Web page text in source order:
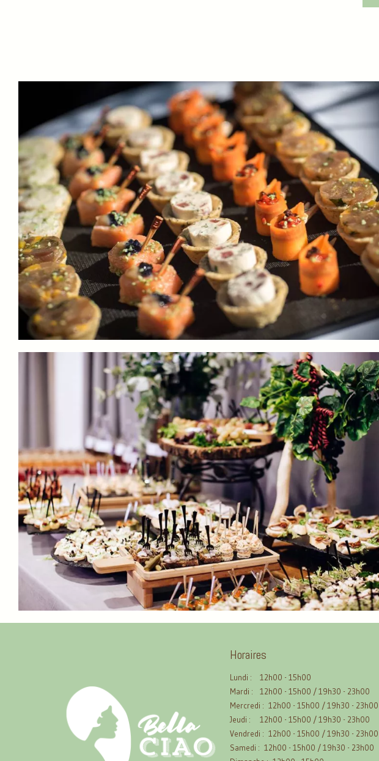
Horaires
Lundi :
12h00 - 15h00
Mardi :
12h00 - 15h00 / 19h30 - 23h00
Mercredi : 12h00 - 15h00 / 19h30 - 23h00
Jeudi :
12h00 - 15h00 / 19h30 - 23h00
Vendredi : 12h00 - 15h00 / 19h30 - 23h00
Samedi : 12h00 - 15h00 / 19h30 - 23h00